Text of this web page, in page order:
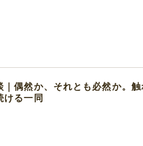
｜偶然か、それとも必然か。
ける一同